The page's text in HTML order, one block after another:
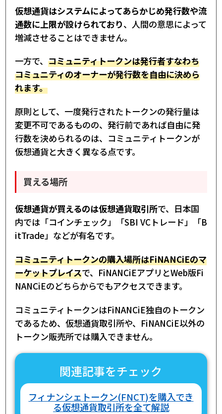
仮想通貨はシステムによってあらかじめ発行数や流
通数に上限が設けられており、人間の意思によって
増減させることはできません。
一方で、 コミュニティトークンは発行者すなわち
コミュニティのオーナーが発行数を自由に決めら
れます。
原則として、一度発行されたトークンの発行量は
変更不可であるものの、発行前であれば自由に発
行数を決められるのは、コミュニティトークンが
仮想通貨と大きく異なる点です。
買える場所
仮想通貨が買えるのは仮想通貨取引所で、日本国
内では「コインチェック」「SBI VCトレード」「B
itTrade」などが有名です。
コミュニティトークンの購入場所はFiNANCiEのマ
ーケットプレイスで、FiNANCiEアプリとWeb版Fi
NANCiEのどちらからでもアクセスできます。
コミュニティトークンはFiNANCiE独自のトークン
であるため、仮想通貨取引所や、FiNANCiE以外の
トークン販売所では購入できません。
関連記事をチェック
フィナンシェトークン(FNCT)を購入でき
る仮想通貨取引所を全て解説